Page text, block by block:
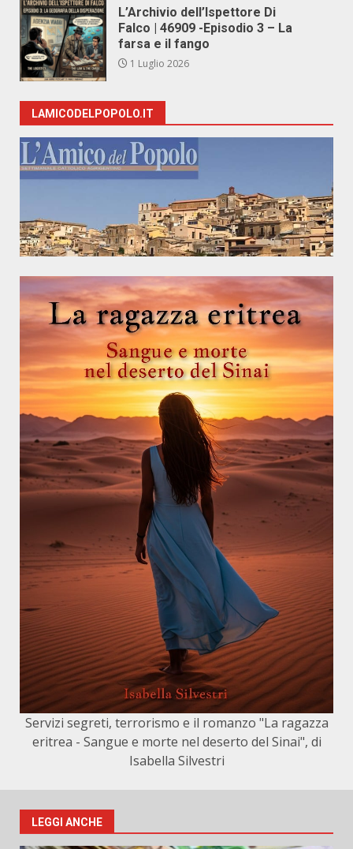
L’Archivio dell’Ispettore Di
Falco | 46909 -Episodio 3 – La
farsa e il fango
1 Luglio 2026
LAMICODELPOPOLO.IT
Servizi segreti, terrorismo e il romanzo "La ragazza
eritrea - Sangue e morte nel deserto del Sinai", di
Isabella Silvestri
LEGGI ANCHE